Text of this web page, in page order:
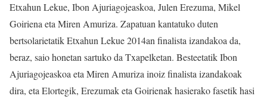
Etxahun Lekue, Ibon Ajuriagojeaskoa, Julen Erezuma, Mikel
Goiriena eta Miren Amuriza. Zapatuan kantatuko duten
bertsolarietatik Etxahun Lekue 2014an finalista izandakoa da,
beraz, saio honetan sartuko da Txapelketan. Besteetatik Ibon
Ajuriagojeaskoa eta Miren Amuriza inoiz finalista izandakoak
dira, eta Elortegik, Erezumak eta Goirienak hasierako fasetik hasi